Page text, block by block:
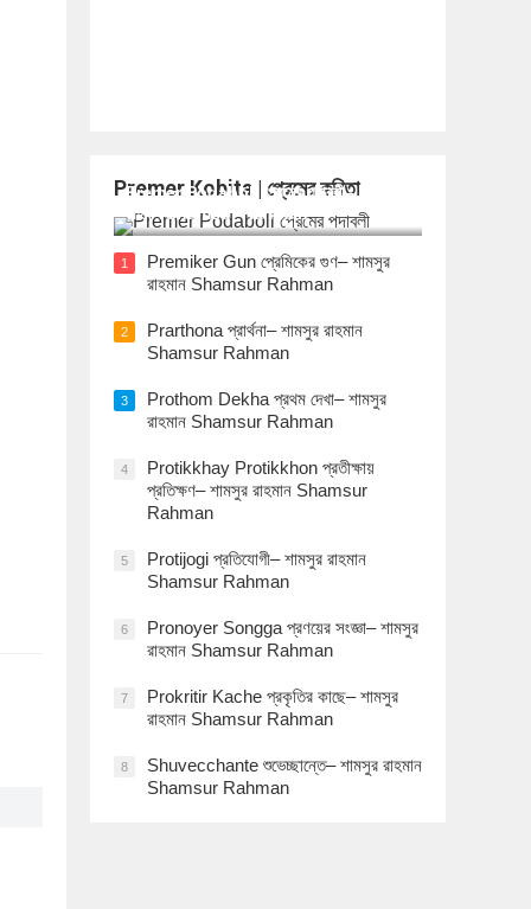
Premer Kobita | প্রেমের কবিতা
Premer Podaboli প্রেমের পদাবলী– শামসুর
রাহমান Shamsur Rahman
1
Premiker Gun প্রেমিকের গুণ– শামসুর
রাহমান Shamsur Rahman
2
Prarthona প্রার্থনা– শামসুর রাহমান
Shamsur Rahman
3
Prothom Dekha প্রথম দেখা– শামসুর
রাহমান Shamsur Rahman
4
Protikkhay Protikkhon প্রতীক্ষায়
প্রতিক্ষণ– শামসুর রাহমান Shamsur
Rahman
5
Protijogi প্রতিযোগী– শামসুর রাহমান
Shamsur Rahman
6
Pronoyer Songga প্রণয়ের সংজ্ঞা– শামসুর
রাহমান Shamsur Rahman
7
Prokritir Kache প্রকৃতির কাছে– শামসুর
রাহমান Shamsur Rahman
8
Shuvecchante শুভেচ্ছান্তে– শামসুর রাহমান
Shamsur Rahman